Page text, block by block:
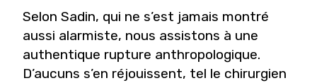
Selon Sadin, qui ne s’est jamais montré
aussi alarmiste, nous assistons à une
authentique rupture anthropologique.
D’aucuns s’en réjouissent, tel le chirurgien